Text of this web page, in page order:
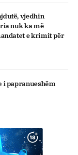
vjedhin
nuk ka më
e krimit për
i papranueshëm